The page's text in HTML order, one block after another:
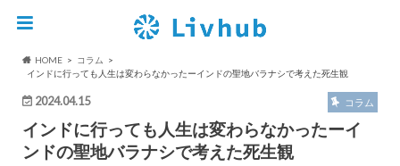
HOME
コラム
インドに行っても人生は変わらなかったーインドの聖地バラナシで考えた死生観
2024.04.15 コラム
インドに行っても人生は変わらなかったーイ
ンドの聖地バラナシで考えた死生観